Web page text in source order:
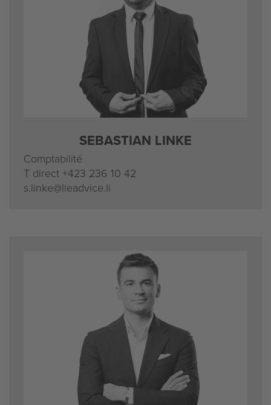
SEBASTIAN LINKE
Comptabilité
T direct +423 236 10 42
s.linke@lieadvice.li